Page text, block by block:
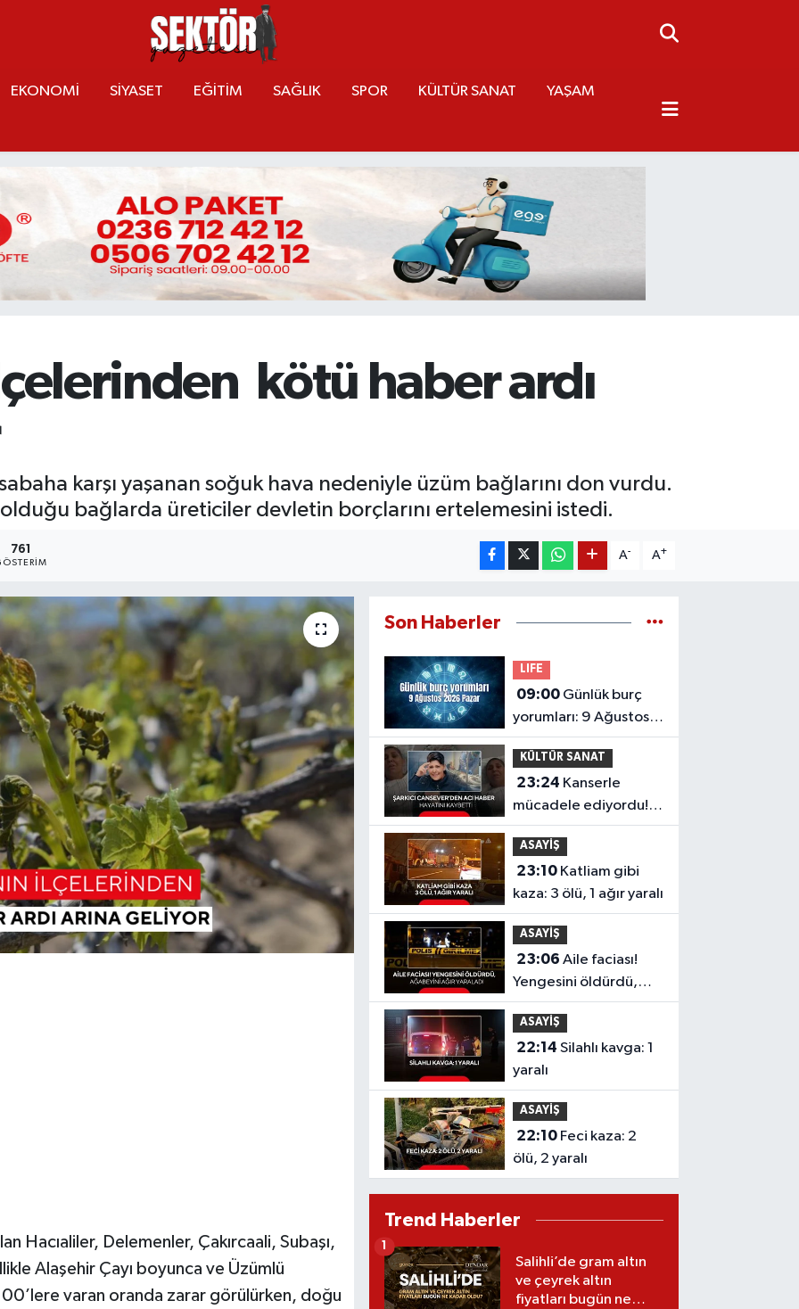
EKONOMİ SİYASET EĞİTİM SAĞLIK SPOR KÜLTÜR SANAT YAŞAM
kötü haber ardı
karşı yaşanan soğuk hava nedeniyle üzüm bağlarını don vurdu.
bağlarda üreticiler devletin borçlarını ertelemesini istedi.
761 A- A+
Hacıaliler, Delemenler, Çakırcaali, Subaşı,
Alaşehir Çayı boyunca ve Üzümlü
varan oranda zarar görülürken, doğu
Son Haberler
LIFE
09:00
yorumları: 9 Ağustos
2026 Pazar
KÜLTÜR SANAT
23:24
mücadele ediyordu!
Şarkıcı Cansever'den
acı haber, hayatını
kaybetti
ASAYİŞ
23:10
kaza: 3 ölü, 1 ağır yaralı
ASAYİŞ
23:06 Aile faciası!
Yengesini öldürdü,
ağabeyini ağır
yaraladı
ASAYİŞ
22:14 Silahlı kavga: 1
yaralı
ASAYİŞ
22:10
ölü, 2 yaralı
Trend Haberler
Salihli’de gram altın
ve çeyrek altın
fiyatları bugün ne
1